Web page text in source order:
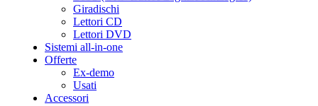
Giradischi
Lettori CD
Lettori DVD
Sistemi all-in-one
Offerte
Ex-demo
Usati
Accessori